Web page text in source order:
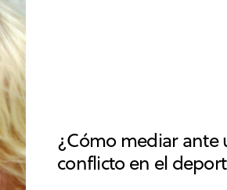
¿Cómo mediar ante
conflicto en el